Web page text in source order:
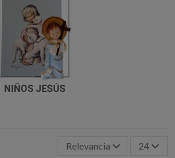
Relevancia 24